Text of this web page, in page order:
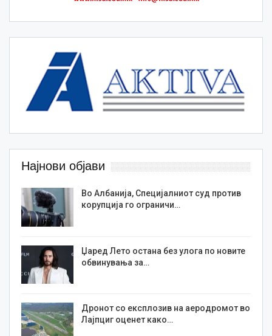
Најнови објави
Во Албанија, Специјалниот суд против
корупција го ограничи…
Џаред Лето остана без улога по новите
обвинувања за…
Дронот со експлозив на аеродромот во
Лајпциг оценет како…